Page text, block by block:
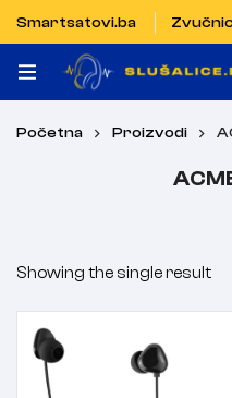
Smartsatovi.ba
Naručiti možete i porukom
Početna Proizvodi
Showing the single result